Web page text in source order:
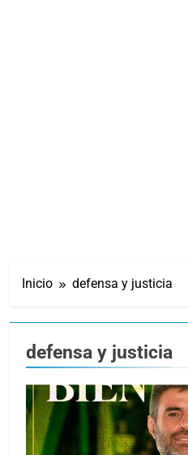
Inicio defensa y justicia
defensa y justicia